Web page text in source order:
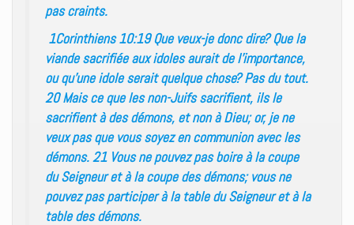
pas craints.
1Corinthiens 10:19 Que veux-je donc dire? Que la
viande sacrifiée aux idoles aurait de l’importance,
ou qu’une idole serait quelque chose? Pas du tout.
20 Mais ce que les non-Juifs sacrifient, ils le
sacrifient à des démons, et non à Dieu; or, je ne
veux pas que vous soyez en communion avec les
démons. 21 Vous ne pouvez pas boire à la coupe
du Seigneur et à la coupe des démons; vous ne
pouvez pas participer à la table du Seigneur et à la
table des démons.